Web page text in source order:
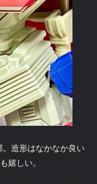
。造形はなかなか良い
嬉しい。